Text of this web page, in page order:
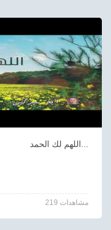
219 مشاهدات